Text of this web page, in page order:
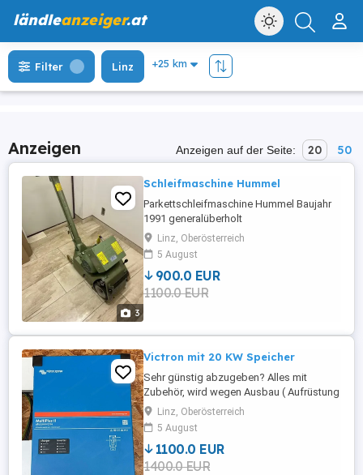
ländleanzeiger.at
Filter Linz
Anzeigen Anzeigen auf der Seite: 20 50
3
Schleifmaschine Hummel
Parkettschleifmaschine Hummel Baujahr
1991 generalüberholt
Linz, Oberösterreich
5 August
900.0 EUR
1100.0 EUR
Victron mit 20 KW Speicher
Sehr günstig abzugeben? Alles mit
Zubehör, wird wegen Ausbau ( Aufrüstung
) verkauft.
Linz, Oberösterreich
5 August
1100.0 EUR
1400.0 EUR